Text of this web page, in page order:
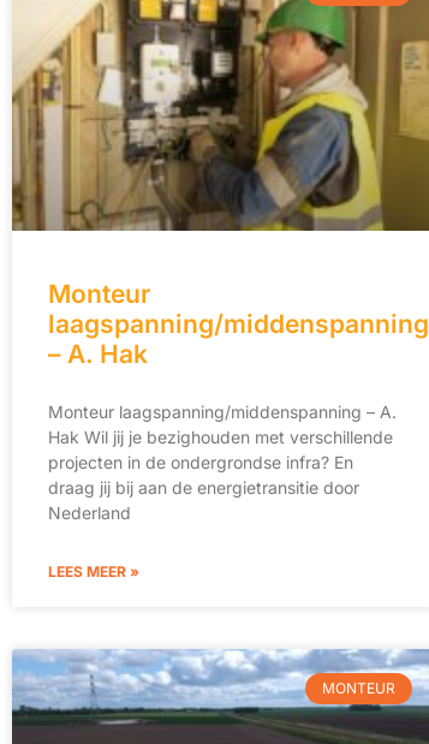
Monteur
laagspanning/middenspanning
– A. Hak
Monteur laagspanning/middenspanning – A.
Hak Wil jij je bezighouden met verschillende
projecten in de ondergrondse infra? En
draag jij bij aan de energietransitie door
Nederland
LEES MEER »
MONTEUR